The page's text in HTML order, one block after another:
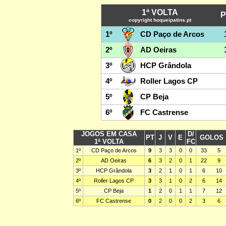
1ª VOLTA
copyright hoqueipatins.pt
1º CD Paço de Arcos
2º AD Oeiras
3º
HCP Grândola
4º
Roller Lagos CP
5º
CP Beja
6º
FC Castrense
JOGOS EM CASA
1ª VOLTA
PT J V E
D/
FC
GOLOS
1º CD Paço de Arcos 9 3 3 0 0 33
5
2º
AD Oeiras 6 3 2 0 1 22
9
3º
HCP Grândola 3 2 1 0 1 6
10
4º
Roller Lagos CP 3 3 1 0 2 6
14
5º
CP Beja 1 2 0 1 1 7
12
6º
FC Castrense 0 2 0 0 2 3 6